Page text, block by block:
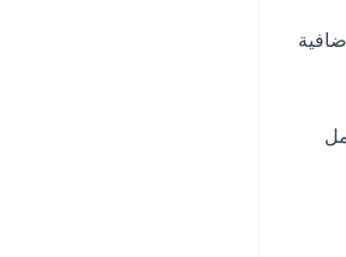
إضافية
يمكن حمل